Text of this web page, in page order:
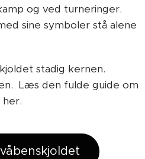
og ved turneringer.
sine symboler stå alene
stadig kernen.
Læs den fulde guide om